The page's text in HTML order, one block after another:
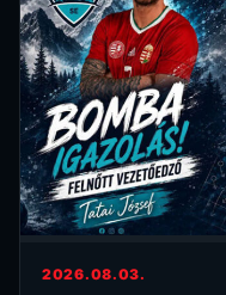
2026.08.03.